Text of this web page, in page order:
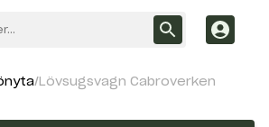
Lövsugsvagn Cabroverken